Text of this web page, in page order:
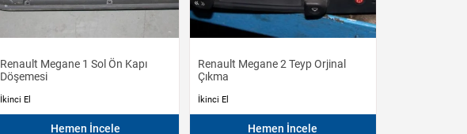
Renault Megane 1 Sol Ön Kapı
Döşemesi
İkinci El
Hemen İncele
Renault Megane 2 Teyp Orjinal
Çıkma
İkinci El
Hemen İncele